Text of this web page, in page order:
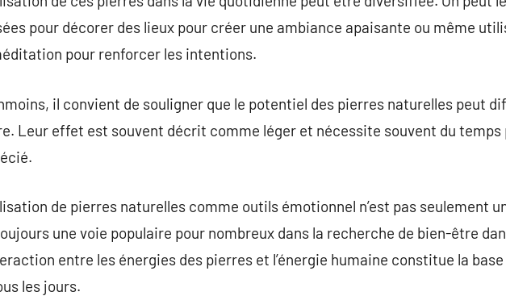
pour décorer des lieux pour créer une ambiance apaisante ou même
pour renforcer les intentions.
il convient de souligner que le potentiel des pierres naturelles peut
Leur effet est souvent décrit comme léger et nécessite souvent du
de pierres naturelles comme outils émotionnel n’est pas seulement
une voie populaire pour nombreux dans la recherche de bien-être
entre les énergies des pierres et l’énergie humaine constitue la
les jours.